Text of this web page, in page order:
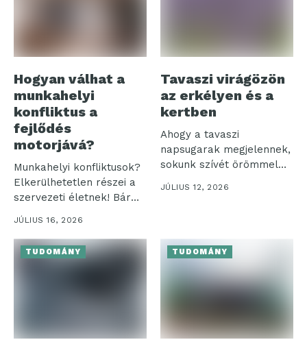
Hogyan válhat a
munkahelyi
konfliktus a
fejlődés
motorjává?
Munkahelyi konfliktusok?
Elkerülhetetlen részei a
szervezeti életnek! Bár
sokan negatív
jelenségként tekintenek...
JÚLIUS 16, 2026
Tavaszi virágözön
az erkélyen és a
kertben
Ahogy a tavaszi
napsugarak megjelennek,
sokunk szívét örömmel
tölti el a színes...
JÚLIUS 12, 2026
TUDOMÁNY TUDOMÁNY